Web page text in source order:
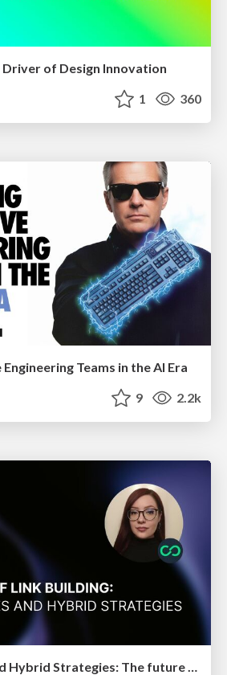
Driver of Design Innovation
1 360
Teams in the AI Era
9 2.2k
Impact Scores and Hybrid Strategies: The future of link building